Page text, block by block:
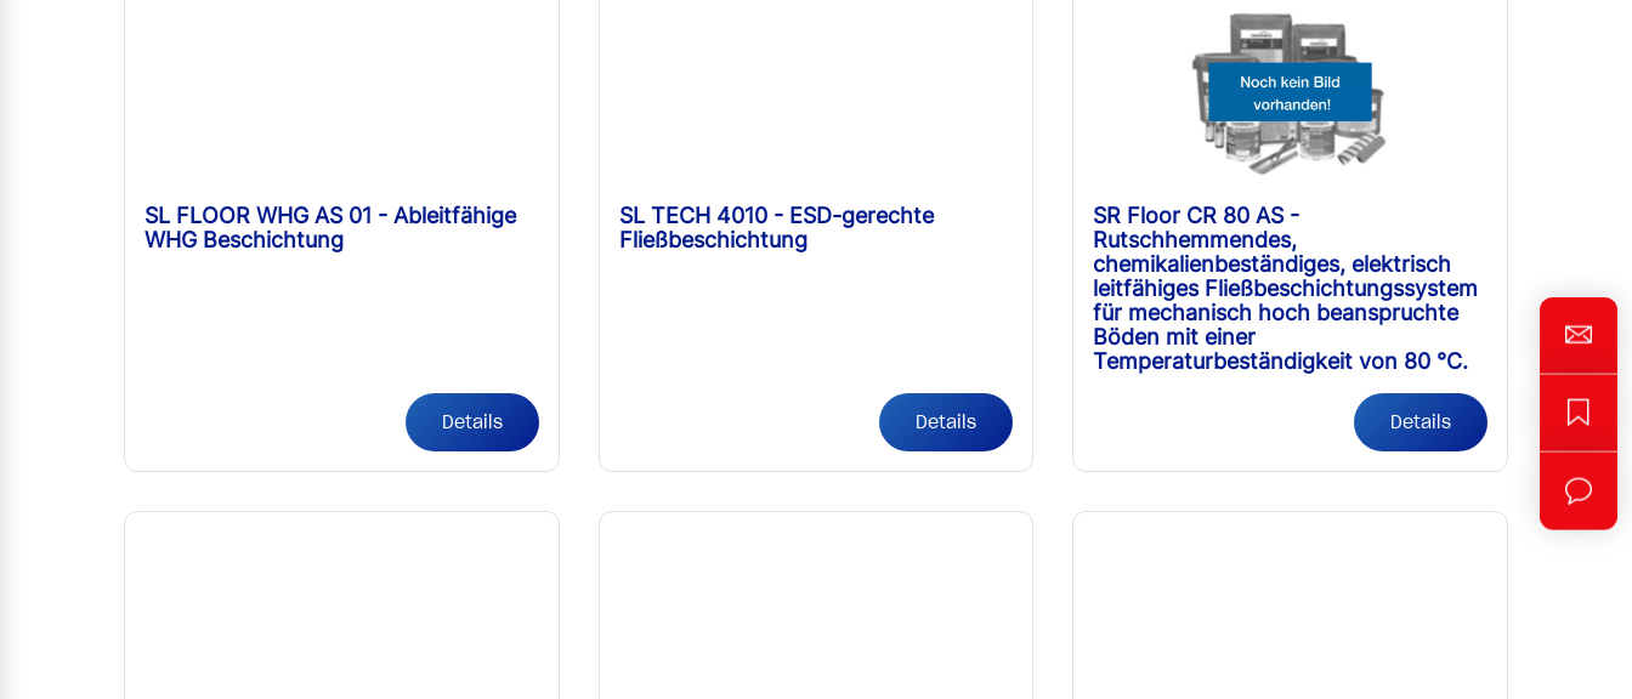
SL FLOOR WHG AS 01 - Ableitfähige
WHG Beschichtung
Details
SL TECH 4010 - ESD-gerechte
Fließbeschichtung
Details
SR Floor CR 80 AS -
Rutschhemmendes,
chemikalienbeständiges, elektrisch
leitfähiges Fließbeschichtungssystem
für mechanisch hoch beanspruchte
Böden mit einer
Temperaturbeständigkeit von 80 °C.
Details